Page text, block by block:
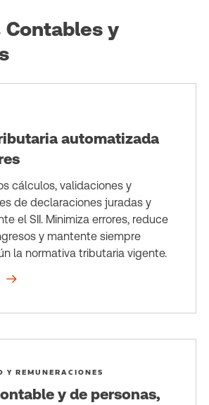
Contables y
automatizada
cálculos, validaciones y
de declaraciones juradas y
el SII. Minimiza errores, reduce
y mantente siempre
la normativa tributaria vigente.
Y REMUNERACIONES
y de personas,